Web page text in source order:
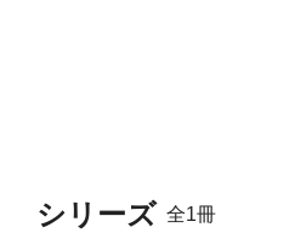
シリーズ 全1冊